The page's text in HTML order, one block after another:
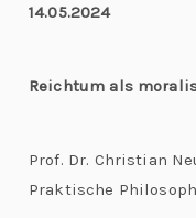
14.05.2024
Reichtum als
Prof. Dr. Christian
Praktische